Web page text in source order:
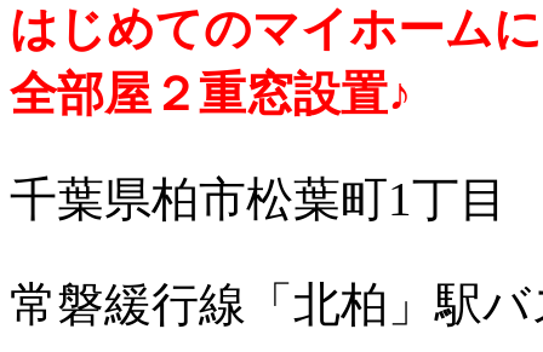
はじめてのマイホーム
全部屋２重窓設置♪
千葉県柏市松葉町1丁目
常磐緩行線「北柏」駅